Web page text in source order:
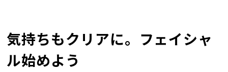
気持ちもクリアに。フェイシャ
ル始めよう